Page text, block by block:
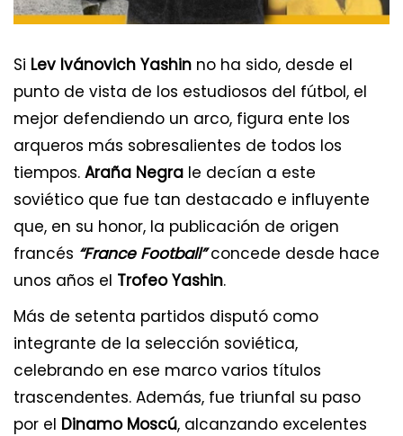
Si Lev Ivánovich Yashin no ha sido, desde el
punto de vista de los estudiosos del fútbol, el
mejor defendiendo un arco, figura ente los
arqueros más sobresalientes de todos los
tiempos. Araña Negra le decían a este
soviético que fue tan destacado e influyente
que, en su honor, la publicación de origen
francés “France Football”concede desde hace
unos años el Trofeo Yashin.
Más de setenta partidos disputó como
integrante de la selección soviética,
celebrando en ese marco varios títulos
trascendentes. Además, fue triunfal su paso
por el Dinamo Moscú, alcanzando excelentes